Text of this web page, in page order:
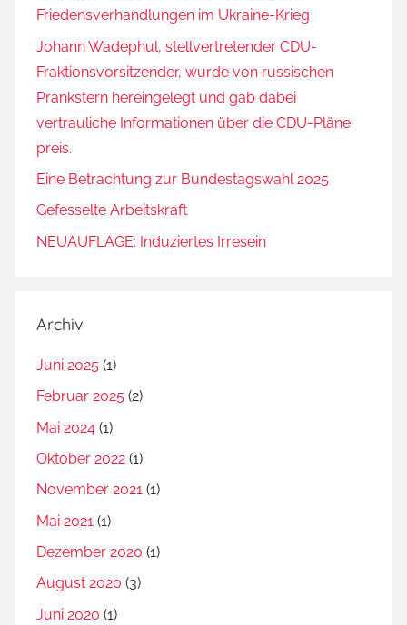
Friedensverhandlungen im Ukraine-Krieg
Johann Wadephul, stellvertretender CDU-
Fraktionsvorsitzender, wurde von russischen
Prankstern hereingelegt und gab dabei
vertrauliche Informationen über die CDU-Pläne
preis.
Eine Betrachtung zur Bundestagswahl 2025
Gefesselte Arbeitskraft
NEUAUFLAGE: Induziertes Irresein
Archiv
Juni 2025 (1)
Februar 2025 (2)
Mai 2024 (1)
Oktober 2022 (1)
November 2021 (1)
Mai 2021 (1)
Dezember 2020 (1)
August 2020 (3)
Juni 2020 (1)